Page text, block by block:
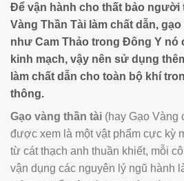
Để vận hành cho thất bảo người
Vàng Thần Tài làm chất dẫn,
như Cam Thảo trong Đông Y nó
kinh mạch, vậy nên sử dụng
làm chất dẫn cho toàn bộ khí
thông.
Gạo vàng thần tài (hay Gạo Vàng
được xem là một vật phẩm cực kỳ
từ cát thạch anh thuần khiết, mỗi
vận dụng các nguyên lý ngũ hành